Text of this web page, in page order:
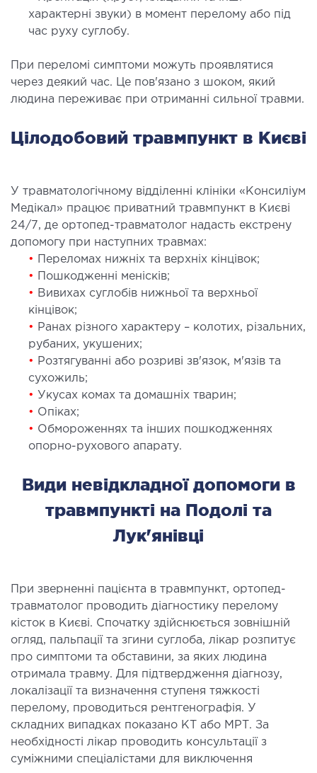
послуги
характерні звуки) в момент перелому або під
час руху суглобу.
При переломі симптоми можуть проявлятися
через деякий час. Це пов'язано з шоком, який
людина переживає при отриманні сильної травми.
Цілодобовий травмпункт в Києві
У травматологічному відділенні клініки «Консиліум
Медікал» працює приватний травмпункт в Києві
24/7, де ортопед-травматолог надасть екстрену
допомогу при наступних травмах:
•
Переломах нижніх та верхніх кінцівок;
•
Пошкодженні менісків;
• Вивихах суглобів нижньої та верхньої
кінцівок;
• Ранах різного характеру – колотих, різальних,
рубаних, укушених;
• Розтягуванні або розриві зв'язок, м'язів та
сухожиль;
• Укусах комах та домашніх тварин;
• Опіках;
• Обмороженнях та інших пошкодженнях
опорно-рухового апарату.
Види невідкладної допомоги в
травмпункті на Подолі та
Лук'янівці
При зверненні пацієнта в травмпункт, ортопед-
травматолог проводить діагностику перелому
кісток в Києві. Спочатку здійснюється зовнішній
огляд, пальпації та згини суглоба, лікар розпитує
про симптоми та обставини, за яких людина
отримала травму. Для підтвердження діагнозу,
локалізації та визначення ступеня тяжкості
перелому, проводиться рентгенографія. У
складних випадках показано КТ або МРТ. За
необхідності лікар проводить консультації з
суміжними спеціалістами для виключення